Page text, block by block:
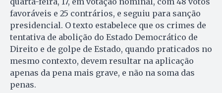
favoráveis e 25 contrários, e seguiu para sanção
presidencial. O texto estabelece que os crimes de
tentativa de abolição do Estado Democrático de
Direito e de golpe de Estado, quando praticados no
mesmo contexto, devem resultar na aplicação
apenas da pena mais grave, e não na soma das
penas.